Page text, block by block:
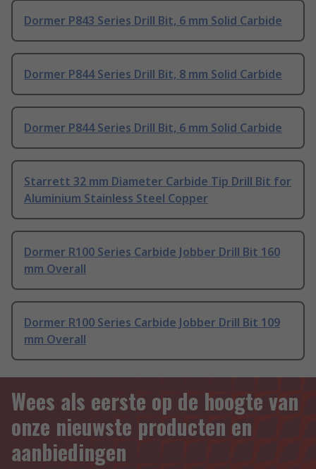
Dormer P843 Series Drill Bit, 6 mm Solid Carbide
Dormer P844 Series Drill Bit, 8 mm Solid Carbide
Dormer P844 Series Drill Bit, 6 mm Solid Carbide
Starrett 32 mm Diameter Carbide Tip Drill Bit for
Aluminium Stainless Steel Copper
Dormer R100 Series Carbide Jobber Drill Bit 160
mm Overall
Dormer R100 Series Carbide Jobber Drill Bit 109
mm Overall
Wees als eerste op de hoogte van
onze nieuwste producten en
aanbiedingen